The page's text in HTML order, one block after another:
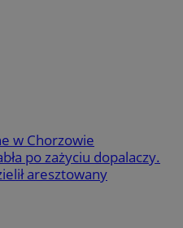
w Chorzowie
po zażyciu dopalaczy.
aresztowany